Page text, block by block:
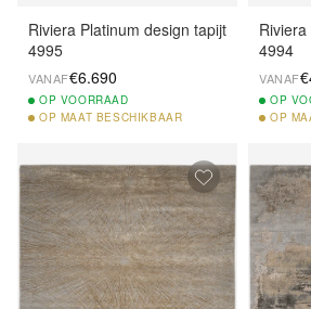
Riviera Platinum design tapijt
4995
VANAF€6.690
OP VOORRAAD
OP MAAT BESCHIKBAAR
4994
VANAF
OP
OP